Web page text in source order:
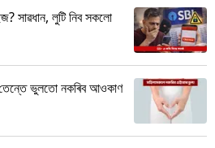
সাৱধান, লুটি নিব সকলো
তেন্তে ভুলতো নকৰিব আওকাণ